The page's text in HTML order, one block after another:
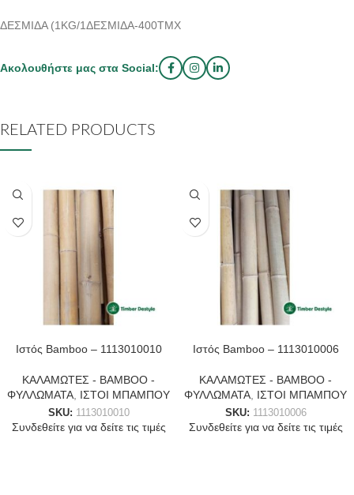
ΔΕΣΜΙΔΑ (1KG/1ΔΕΣΜΙΔΑ-400ΤΜΧ
Ακολουθήστε μας στα Social:
RELATED PRODUCTS
Ιστός Bamboo – 1113010010
ΚΑΛΑΜΩΤΕΣ - BAMBOO -
ΦΥΛΛΩΜΑΤΑ ΙΣΤΟΙ ΜΠΑΜΠΟΥ
SKU: 1113010010
Συνδεθείτε για να δείτε τις τιμές
Ιστός Bamboo – 1113010006
ΚΑΛΑΜΩΤΕΣ - BAMBOO -
ΦΥΛΛΩΜΑΤΑ ΙΣΤΟΙ ΜΠΑΜΠΟΥ
SKU: 1113010006
Συνδεθείτε για να δείτε τις τιμές